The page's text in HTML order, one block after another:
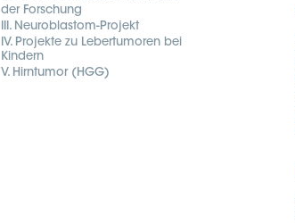
der Forschung
III. Neuroblastom-Projekt
IV. Projekte zu Lebertumoren bei
Kindern
V. Hirntumor (HGG)